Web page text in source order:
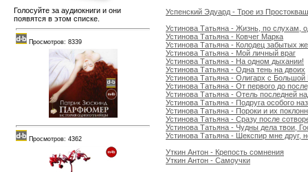
Голосуйте за аудиокниги и они
появятся в этом списке.
Просмотров: 8339
Просмотров: 4362
Успенский Эдуард - Трое из
Устинова Татьяна - Жизнь, по слухам,
Устинова Татьяна - Ковчег Марка
Устинова Татьяна - Колодец забытых
Устинова Татьяна - Мой личный враг
Устинова Татьяна - На одном дыхании!
Устинова Татьяна - Одна тень на двоих
Устинова Татьяна - Олигарх с
Устинова Татьяна - От первого до
Устинова Татьяна - Отель последней
Устинова Татьяна - Подруга особого
Устинова Татьяна - Пороки и их
Устинова Татьяна - Сразу после
Устинова Татьяна - Чудны дела твои,
Устинова Татьяна - Шекспир мне друг,
Уткин Антон - Крепость сомнения
Уткин Антон - Самоучки